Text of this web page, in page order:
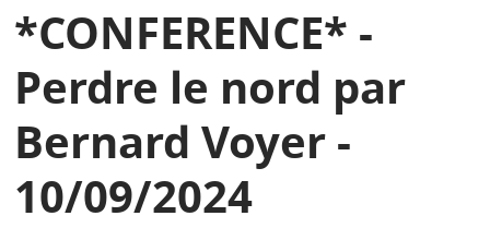
*CONFERENCE* -
Perdre le nord par
Bernard Voyer -
10/09/2024